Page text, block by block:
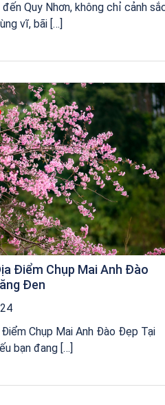
đến Quy Nhơn, không chỉ cảnh
vĩ, bãi […]
Khách sạn Xavia
Điểm Chụp Mai Anh Đào
Đen
Chụp Mai Anh Đào Đẹp Tại
bạn đang […]